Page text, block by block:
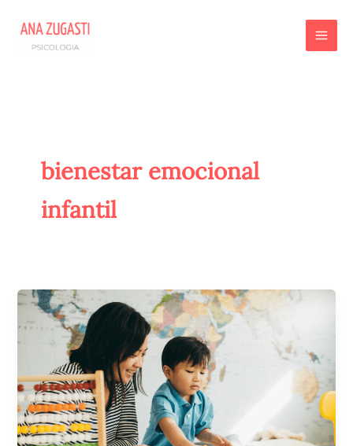
contenido
bienestar emocional
infantil